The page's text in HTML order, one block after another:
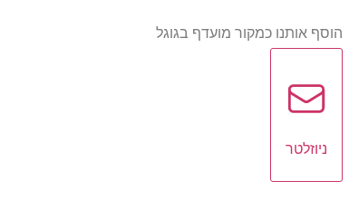
הוסף אותנו כמקור מועדף בגוגל
ניוזלטר